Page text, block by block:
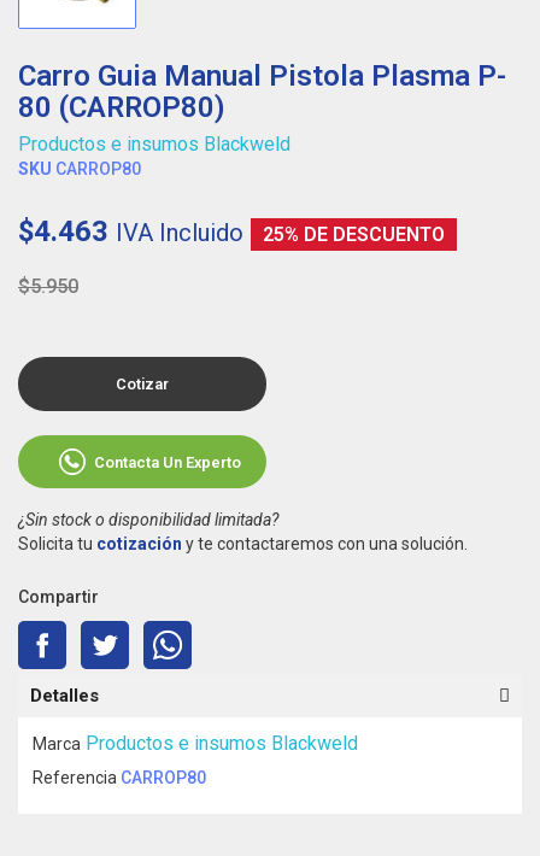
Carro Guia Manual Pistola Plasma P-
80 (CARROP80)
Productos e insumos Blackweld
SKU CARROP80
$4.463 IVA Incluido 25% DE DESCUENTO
$5.950
Cotizar
Contacta Un Experto
¿Sin stock o disponibilidad limitada?
Solicita tu cotización y te contactaremos con una solución.
Compartir
Detalles
Marca Productos e insumos Blackweld
Referencia CARROP80